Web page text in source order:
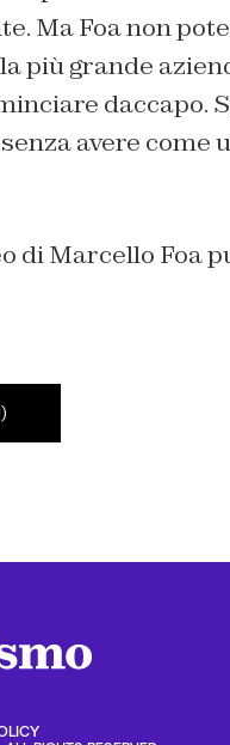
Ma Foa non
più grande
daccapo.
avere come
di Marcello Foa